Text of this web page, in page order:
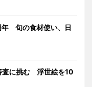
旬の食材使い、日
査に挑む 浮世絵を10